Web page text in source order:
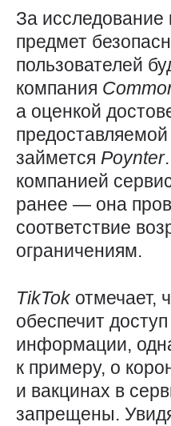
За исследование
предмет
пользователей
компания
а оценкой
займется Poynter
компанией
ранее — она
соответствие
ограничениям.
TikTok отмечает,
обеспечит
информации,
к примеру, о
и вакцинах в
запрещены.